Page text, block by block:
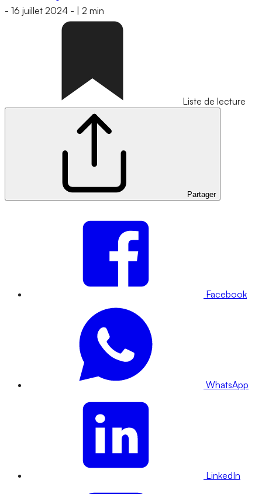
- 16 juillet 2024 - 2 min
Liste de lecture
Partager
Facebook
WhatsApp
LinkedIn